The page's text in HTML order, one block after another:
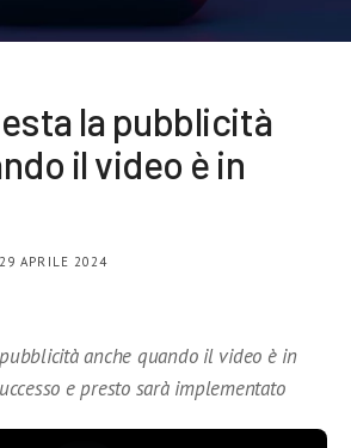
la pubblicità
il video è in
APRILE 2024
anche quando il video è in
e presto sarà implementato